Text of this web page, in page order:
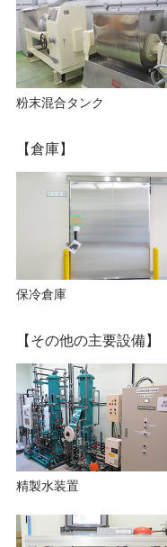
粉末混合タンク
【倉庫】
保冷倉庫
【その他の主要設備】
精製水装置